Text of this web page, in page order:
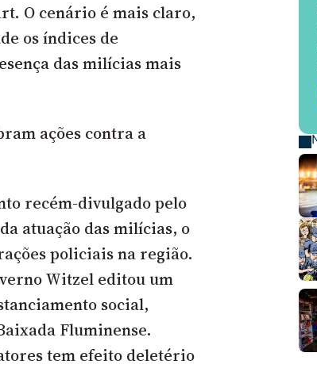
O cenário é mais claro,
os índices de
das milícias mais
ações contra a
recém-divulgado pelo
atuação das milícias, o
policiais na região.
Witzel editou um
social,
Fluminense.
tem efeito deletério